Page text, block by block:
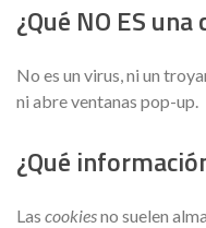
¿Qué NO ES una
No es un virus, ni un
ni abre ventanas pop-up.
¿Qué
Las cookiesno suelen